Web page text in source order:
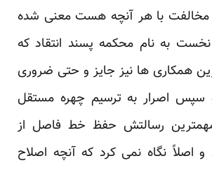
مخالفت با هر آنچه هست معنی شده
به نام محکمه پسند انتقاد که
همکاری ها نیز جایز و حتی ضروری
سپس اصرار به ترسیم چهره مستقل
مهمترین رسالتش حفظ خط فاصل از
و اصلاً نگاه نمی کرد که آنچه اصلاح